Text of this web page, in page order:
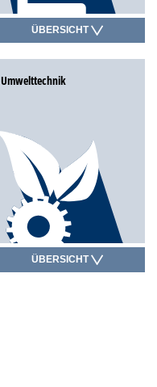
ÜBERSICHT
Umwelttechnik
ÜBERSICHT